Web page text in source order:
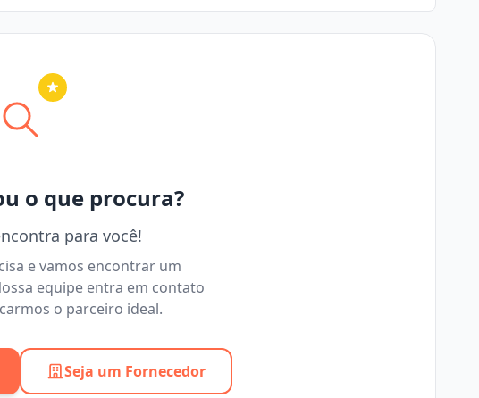
o que procura?
para você!
e vamos encontrar um
equipe entra em contato
o parceiro ideal.
Seja um Fornecedor